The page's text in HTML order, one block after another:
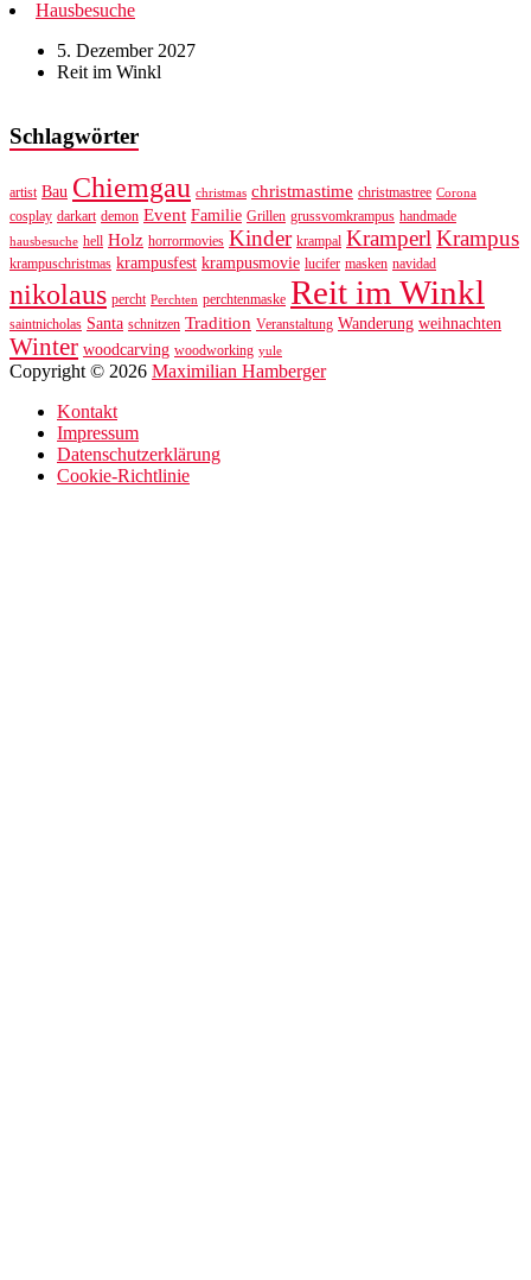
Hausbesuche
5. Dezember 2027
Reit im Winkl
Schlagwörter
artist Bau Chiemgau christmas christmastime christmastree Corona
cosplay darkart demon Event Familie Grillen grussvomkrampus handmade
hausbesuche hell Holz horrormovies Kinder krampal Kramperl Krampus
krampuschristmas krampusfest krampusmovie lucifer masken navidad
nikolaus percht Perchten perchtenmaske Reit im Winkl
saintnicholas Santa schnitzen Tradition Veranstaltung Wanderung weihnachten
Winter woodcarving woodworking yule
Copyright © 2026 Maximilian Hamberger
Kontakt
Impressum
Datenschutzerklärung
Cookie-Richtlinie